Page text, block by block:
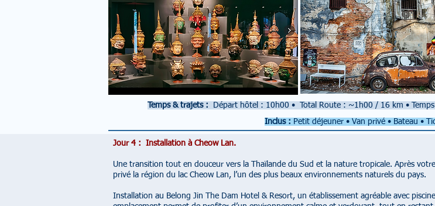
Temps & trajets : Départ hôtel : 10h00 • Total Route : ~1h00 / 16 km •
Inclus : Petit déjeuner • Van privé • Bateau •
Jour 4 : Installation à Cheow Lan.
​Une transition tout en douceur vers la Thaïlande du Sud et la nature tropicale. Après
privé la région du lac Cheow Lan, l’un des plus beaux environnements naturels du pays.
Installation au Belong Jin The Dam Hotel & Resort, un établissement agréable avec